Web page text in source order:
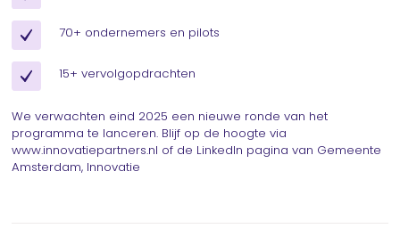
70+ ondernemers en pilots
15+ vervolgopdrachten
We verwachten eind 2025 een nieuwe ronde van het
programma te lanceren. Blijf op de hoogte via
www.innovatiepartners.nl of de LinkedIn pagina van Gemeente
Amsterdam, Innovatie